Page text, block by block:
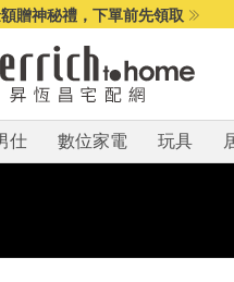
贈神秘禮，下單前先領取
仕 數位家電 玩具